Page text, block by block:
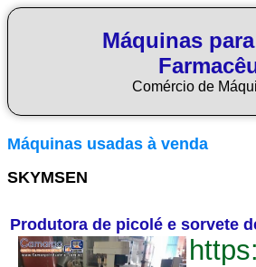
Máquinas
Comércio de
Máquinas usadas à venda
SKYMSEN
Produtora de picolé e sorvete